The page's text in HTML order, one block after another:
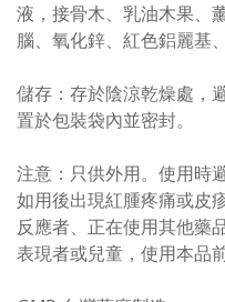
液，接骨木、乳油木果、
腦、氧化鋅、紅色鋁麗基
儲存：存於陰涼乾燥處，
置於包裝袋內並密封。
注意：只供外用。使用時
如用後出現紅腫疼痛或皮
反應者、正在使用其他藥
表現者或兒童，使用本品